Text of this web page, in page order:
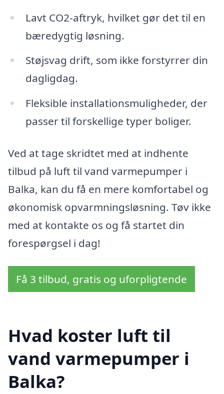
Lavt CO2-aftryk, hvilket gør det til en
bæredygtig løsning.
Støjsvag drift, som ikke forstyrrer din
dagligdag.
Fleksible installationsmuligheder, der
passer til forskellige typer boliger.
Ved at tage skridtet med at indhente
tilbud på luft til vand varmepumper i
Balka, kan du få en mere komfortabel og
økonomisk opvarmningsløsning. Tøv ikke
med at kontakte os og få startet din
forespørgsel i dag!
Få 3 tilbud, gratis og uforpligtende
Hvad koster luft til
vand varmepumper i
Balka?